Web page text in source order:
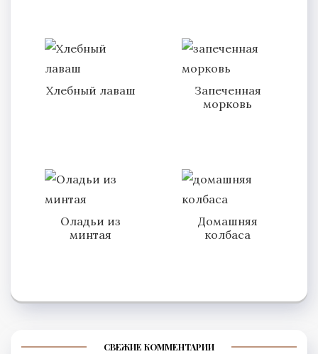
Хлебный лаваш
Запеченная
морковь
Оладьи из
минтая
Домашняя
колбаса
СВЕЖИЕ КОММЕНТАРИИ